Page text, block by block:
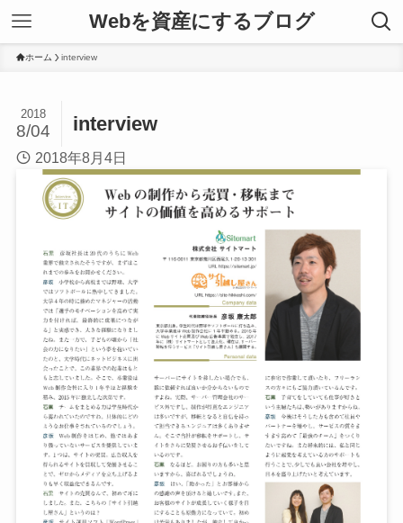
Webを資産にするブログ
ホーム interview
interview
2018
8/04
2018年8月4日